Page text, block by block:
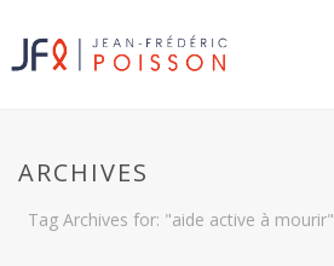
ARCHIVES
Tag Archives for: "aide active à mourir"